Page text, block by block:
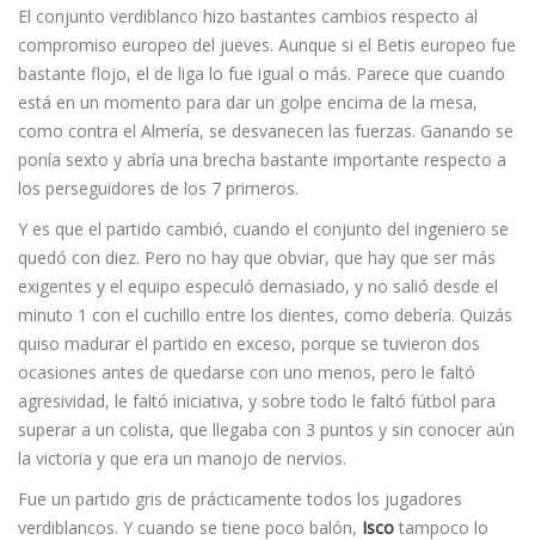
El conjunto verdiblanco hizo bastantes cambios respecto al
compromiso europeo del jueves. Aunque si el Betis europeo fue
bastante flojo, el de liga lo fue igual o más. Parece que cuando
está en un momento para dar un golpe encima de la mesa,
como contra el Almería, se desvanecen las fuerzas. Ganando se
ponía sexto y abría una brecha bastante importante respecto a
los perseguidores de los 7 primeros.
Y es que el partido cambió, cuando el conjunto del ingeniero se
quedó con diez. Pero no hay que obviar, que hay que ser más
exigentes y el equipo especuló demasiado, y no salió desde el
minuto 1 con el cuchillo entre los dientes, como debería. Quizás
quiso madurar el partido en exceso, porque se tuvieron dos
ocasiones antes de quedarse con uno menos, pero le faltó
agresividad, le faltó iniciativa, y sobre todo le faltó fútbol para
superar a un colista, que llegaba con 3 puntos y sin conocer aún
la victoria y que era un manojo de nervios.
Fue un partido gris de prácticamente todos los jugadores
verdiblancos. Y cuando se tiene poco balón, Isco tampoco lo